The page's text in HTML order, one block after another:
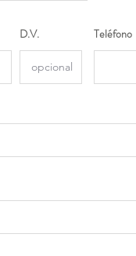
D.V. Teléfono